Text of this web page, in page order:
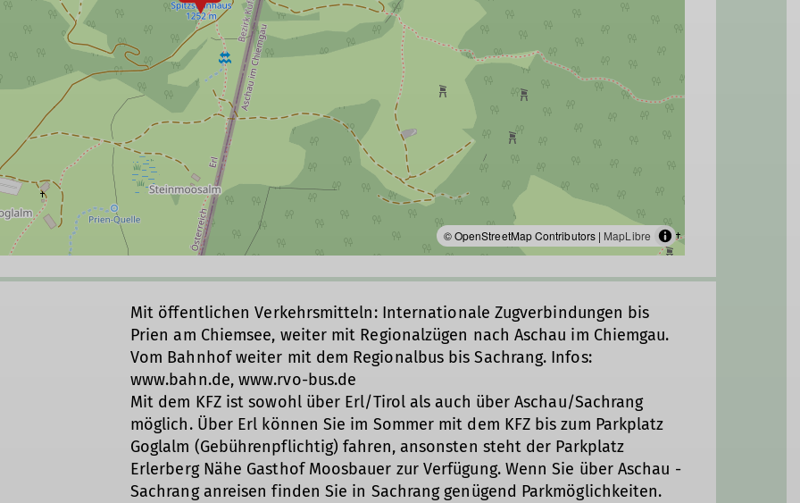
© OpenStreetMap Contributors | MapLibre
Mit öffentlichen Verkehrsmitteln: Internationale Zugverbindungen bis
Prien am Chiemsee, weiter mit Regionalzügen nach Aschau im Chiemgau.
Vom Bahnhof weiter mit dem Regionalbus bis Sachrang. Infos:
www.bahn.de, www.rvo-bus.de
Mit dem KFZ ist sowohl über Erl/Tirol als auch über Aschau/Sachrang
möglich. Über Erl können Sie im Sommer mit dem KFZ bis zum Parkplatz
Goglalm (Gebührenpflichtig) fahren, ansonsten steht der Parkplatz
Erlerberg Nähe Gasthof Moosbauer zur Verfügung. Wenn Sie über Aschau -
Sachrang anreisen finden Sie in Sachrang genügend Parkmöglichkeiten.